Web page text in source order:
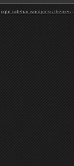
right sidebar wordpress themes